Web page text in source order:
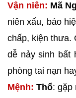
Vận niên: Mã
niên xấu, báo
chấp, kiện thưa.
dễ nảy sinh bất
phòng tai nạn
Mệnh: Thổ: gặp